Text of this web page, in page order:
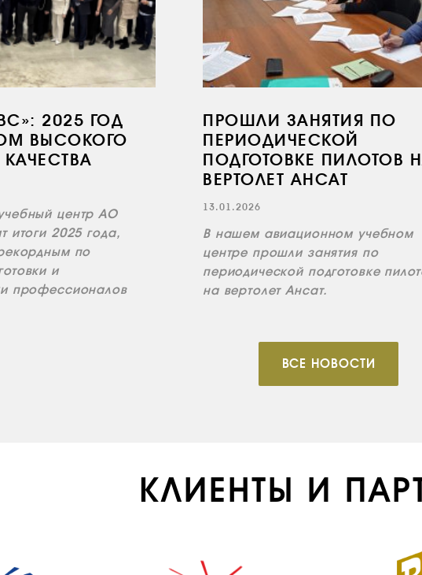
2025 ГОД
ВЫСОКОГО
центр АО
итоги 2025 года,
по
и
профессионалов
ПРОШЛИ ЗАНЯТИЯ ПО
ПЕРИОДИЧЕСКОЙ
ПОДГОТОВКЕ ПИЛОТОВ
ВЕРТОЛЕТ АНСАТ
13.01.2026
В нашем авиационном учебном
центре прошли занятия по
периодической подготовке
на вертолет Ансат.
ВСЕ НОВОСТИ
КЛИЕНТЫ И